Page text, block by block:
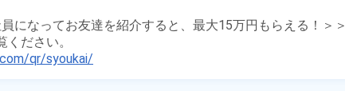
になってお友達を紹介すると、最大15万円もらえる！＞＞
qr/syoukai/